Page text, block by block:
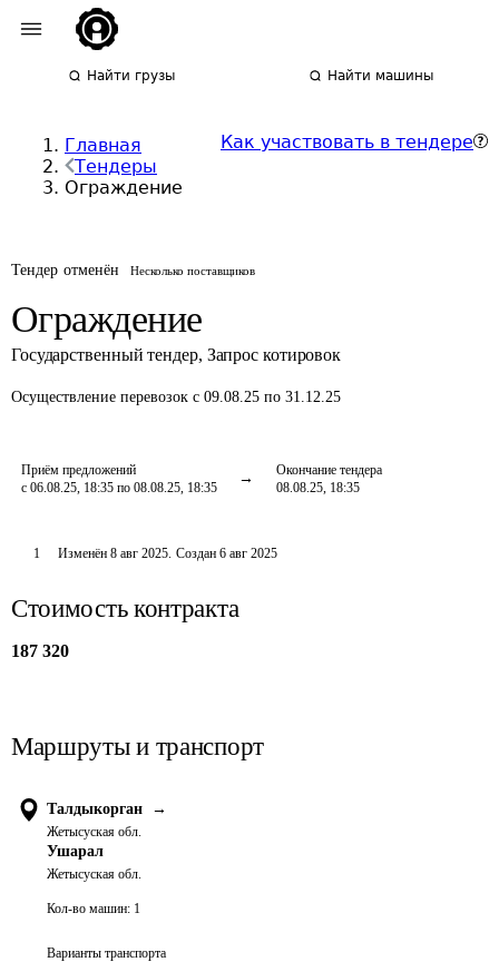
Найти грузы Найти машины
Главная
Тендеры
Ограждение
Как участвовать в тендере
Тендер отменён Несколько поставщиков
Ограждение
Государственный тендер, Запрос котировок
Осуществление перевозок с 09.08.25 по 31.12.25
Приём предложений
с 06.08.25, 18:35 по 08.08.25, 18:35
Окончание тендера
08.08.25, 18:35
1 Изменён 8 авг 2025. Создан 6 авг 2025
Стоимость контракта
187 320
Маршруты и транспорт
Талдыкорган →
Жетысуская обл.
Ушарал
Жетысуская обл.
Кол-во машин: 1
Варианты транспорта